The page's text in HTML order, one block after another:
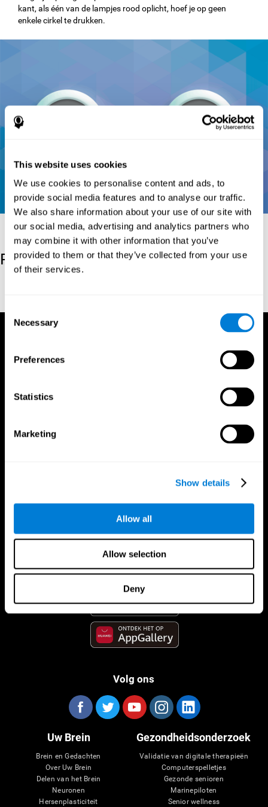
This website uses cookies
We use cookies to personalise content and ads, to
provide social media features and to analyse our traffic.
We also share information about your use of our site with
our social media, advertising and analytics partners who
may combine it with other information that you’ve
provided to them or that they’ve collected from your use
of their services.
Consent
Selection
Necessary
Preferences
Statistics
Marketing
Show details
Allow all
Allow selection
Deny
kant, als één van de lampjes rood oplicht, hoef je op geen
enkele cirkel te drukken.
Referentie
CogniFit App
Volg ons
Uw Brein
Brein en Gedachten
Over Uw Brein
Delen van het Brein
Neuronen
Hersenplasticiteit
Gezondheidsonderzoek
Validatie van digitale therapieën
Computerspelletjes
Gezonde senioren
Marinepiloten
Senior wellness